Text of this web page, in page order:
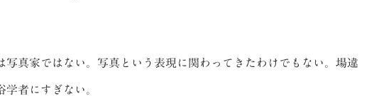
真家ではない。写真という表現に関わってきたわけでもない。場違
者にすぎない。